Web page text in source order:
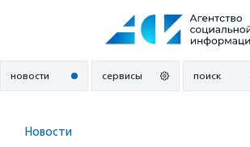
новости сервисы поиск
Новости